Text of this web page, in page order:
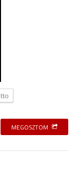
MEGOSZTOM